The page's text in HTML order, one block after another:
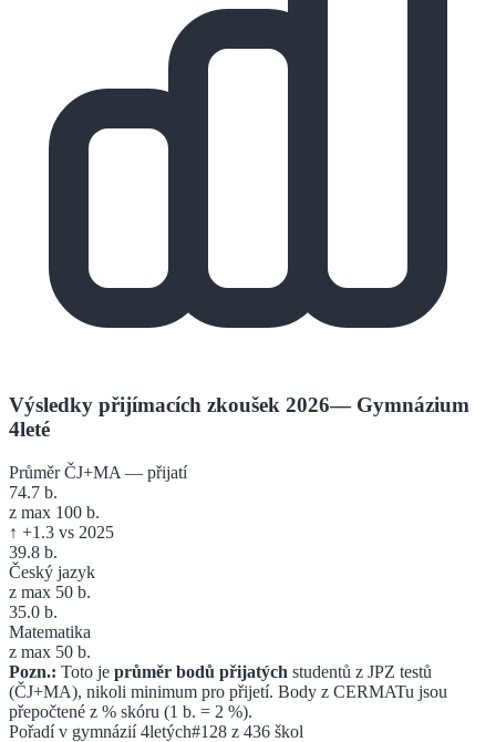
Výsledky přijímacích zkoušek 2026— Gymnázium
4leté
Průměr ČJ+MA — přijatí
74.7 b.
z max 100 b.
↑ +1.3 vs 2025
39.8 b.
Český jazyk
z max 50 b.
35.0 b.
Matematika
z max 50 b.
Pozn.: Toto je průměr bodů přijatých studentů z JPZ testů
(ČJ+MA), nikoli minimum pro přijetí. Body z CERMATu jsou
přepočtené z % skóru (1 b. = 2 %).
Pořadí v gymnázií 4letých#128 z 436 škol